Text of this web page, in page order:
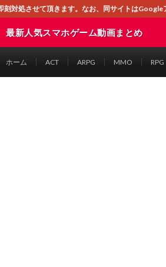
。なお、同サイトはGoogleアドセンスによる広
最新人気スマホゲーム動画まとめ
ホーム ACT ARPG MMO RPG